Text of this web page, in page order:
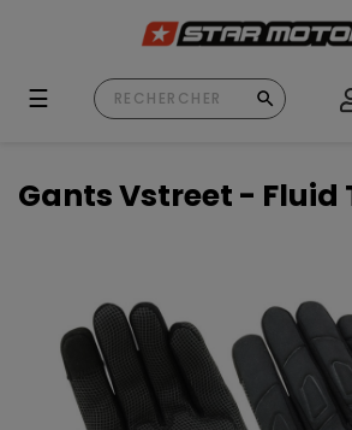
Basculer
☰
Gants Vstreet - Fluid